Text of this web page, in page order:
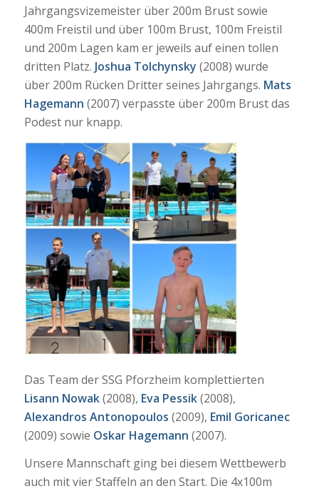
Jahrgangsvizemeister über 200m Brust sowie
400m Freistil und über 100m Brust, 100m Freistil
und 200m Lagen kam er jeweils auf einen tollen
dritten Platz. Joshua Tolchynsky (2008) wurde
über 200m Rücken Dritter seines Jahrgangs. Mats
Hagemann (2007) verpasste über 200m Brust das
Podest nur knapp.
Das Team der SSG Pforzheim komplettierten
Lisann Nowak(2008), Eva Pessik(2008),
Alexandros Antonopoulos (2009), Emil Goricanec
(2009) sowie Oskar Hagemann (2007).
Unsere Mannschaft ging bei diesem Wettbewerb
auch mit vier Staffeln an den Start. Die 4x100m